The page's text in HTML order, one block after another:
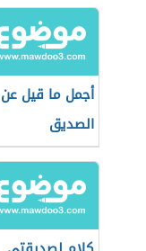
أجمل ما قيل عن
الصديق